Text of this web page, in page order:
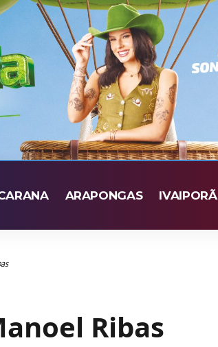
ARAPONGAS IVAIPORÃ
Ribas